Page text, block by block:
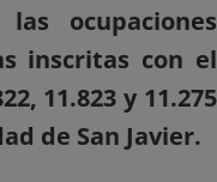
ocupaciones
inscritas con el
11.823 y 11.275
de San Javier.